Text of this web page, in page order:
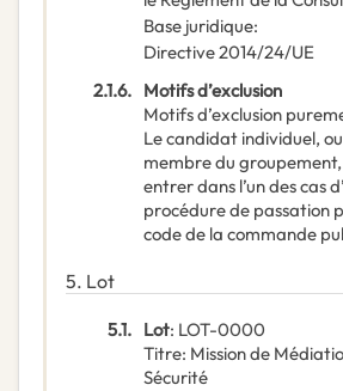
Base juridique:
Directive 2014/24/UE
2.1.6. Motifs d’exclusion
Motifs d’exclusion
Le candidat individuel,
membre du
entrer dans l’un des cas
procédure de passation
code de la commande
5. Lot
5.1. Lot: LOT-0000
Titre: Mission de
Sécurité